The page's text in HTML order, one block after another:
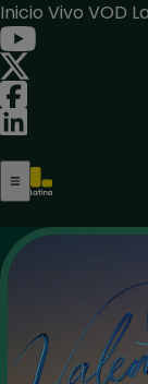
Inicio Vivo VOD